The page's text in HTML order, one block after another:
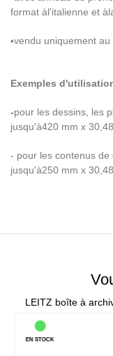
format àl'italienne et à
•vendu uniquement
Exemples
-pour les dessins, les
jusqu'à420 mm x
- pour les contenus
jusqu'à250 mm x
LEITZ boîte à
EN STOCK